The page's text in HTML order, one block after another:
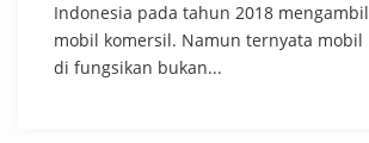
Indonesia pada tahun 2018
mobil komersil. Namun ternyata mobil
di fungsikan bukan...